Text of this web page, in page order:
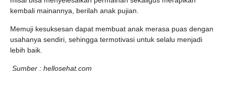
kembali mainannya, berilah anak pujian.
Memuji kesuksesan dapat membuat anak merasa puas dengan
usahanya sendiri, sehingga termotivasi untuk selalu menjadi
lebih baik.
Sumber : hellosehat.com